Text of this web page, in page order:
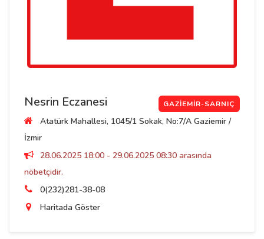
Nesrin Eczanesi GAZIEMIR-SARNIÇ
Atatürk Mahallesi, 1045/1 Sokak, No:7/A Gaziemir /
İzmir
28.06.2025 18:00 - 29.06.2025 08:30 arasında
nöbetçidir.
0(232)281-38-08
Haritada Göster